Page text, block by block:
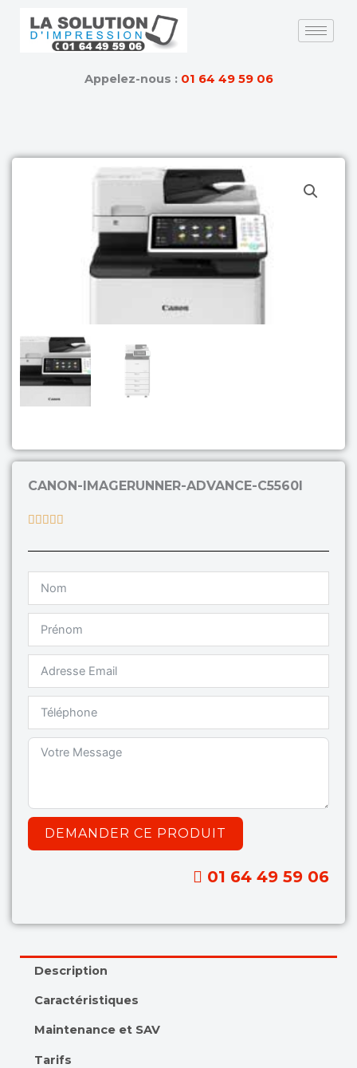
Appelez-nous : 01 64 49 59 06
CANON-IMAGERUNNER-ADVANCE-C5560I
    
of
5
DEMANDER CE PRODUIT
01 64 49 59 06
Description
Caractéristiques
Maintenance et SAV
Tarifs